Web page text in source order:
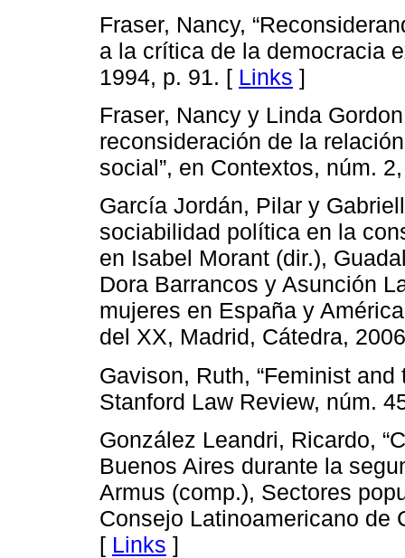
Fraser, Nancy,
a la crítica de la democracia
1994, p. 91. [ Links ]
Fraser, Nancy y Linda
reconsideración de la
social”, en Contextos, núm.
García Jordán, Pilar y
sociabilidad política en la
en Isabel Morant (dir.),
Dora Barrancos y Asunción
mujeres en España y
del XX, Madrid, Cátedra,
Gavison, Ruth, “Feminist
Stanford Law Review, núm.
González Leandri, Ricardo,
Buenos Aires durante la
Armus (comp.), Sectores
Consejo Latinoamericano de
[ Links ]